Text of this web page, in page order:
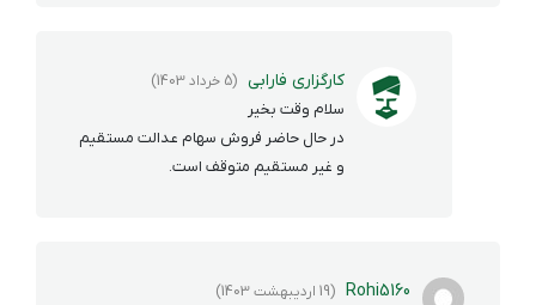
کارگزاری فارابی (5 خرداد 1403)
سلام وقت بخیر
در حال حاضر فروش سهام عدالت مستقیم
و غیر مستقیم متوقف است.
Rohi5160 (19 اردیبهشت 1403)